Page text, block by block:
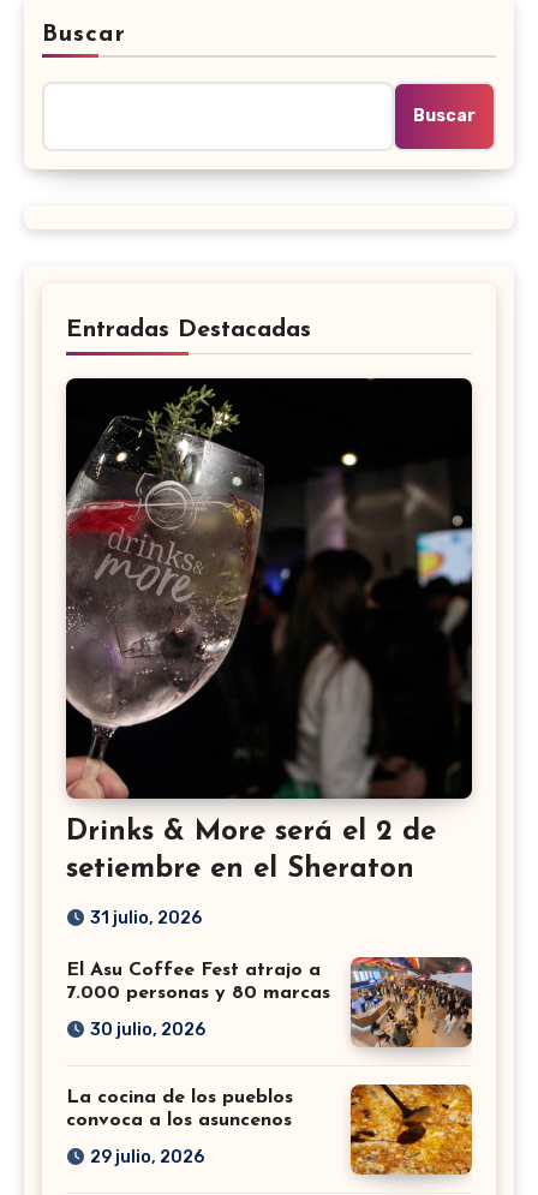
Buscar
Buscar
Entradas Destacadas
Drinks & More será el 2 de
setiembre en el Sheraton
31 julio, 2026
El Asu Coffee Fest atrajo a
7.000 personas y 80 marcas
30 julio, 2026
La cocina de los pueblos
convoca a los asuncenos
29 julio, 2026